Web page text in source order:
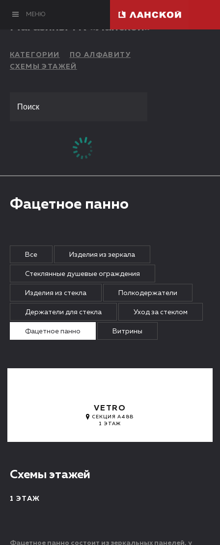
МЕНЮ
Магазины ТК «Ланской»
КАТЕГОРИИ
ПО АЛФАВИТУ
СХЕМЫ ЭТАЖЕЙ
Фацетное панно
Все Изделия из зеркала
Стеклянные душевые ограждения
Изделия из стекла Полкодержатели
Держатели для стекла Уход за стеклом
Фацетное панно Витрины
VETRO
СЕКЦИЯ A48B
1 ЭТАЖ
Схемы этажей
1 ЭТАЖ
Фацетное панно состоит из зеркальных панелей, у